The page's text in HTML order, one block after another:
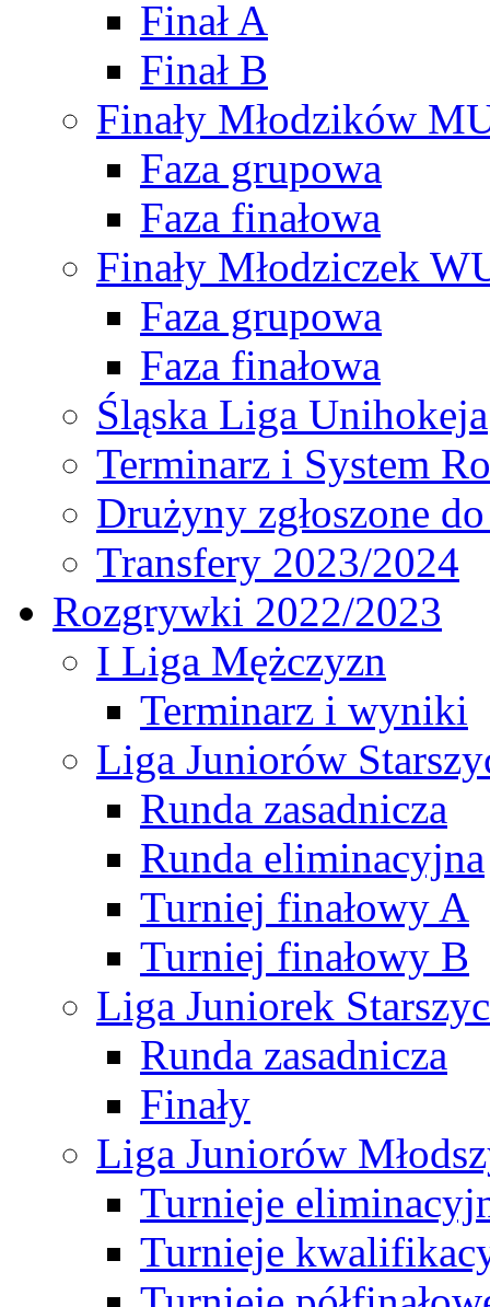
Finał A
Finał B
Finały Młodzików
Faza grupowa
Faza finałowa
Finały Młodziczek
Faza grupowa
Faza finałowa
Śląska Liga Unihokeja
Terminarz i System
Drużyny zgłoszone
Transfery 2023/2024
Rozgrywki 2022/2023
I Liga Mężczyzn
Terminarz i wyniki
Liga Juniorów
Runda zasadnicza
Runda eliminacyjna
Turniej finałowy A
Turniej finałowy B
Liga Juniorek
Runda zasadnicza
Finały
Liga Juniorów
Turnieje
Turnieje